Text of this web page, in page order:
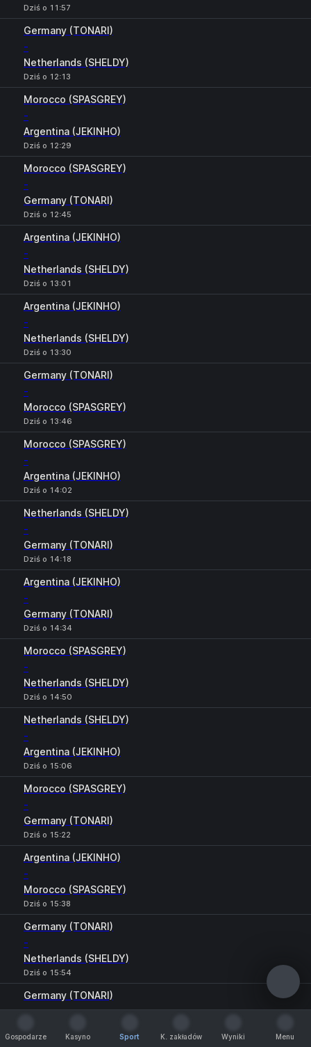
Dziś o 11:57
Germany (TONARI)
-
Netherlands (SHELDY)
Dziś o 12:13
Morocco (SPASGREY)
-
Argentina (JEKINHO)
Dziś o 12:29
Morocco (SPASGREY)
-
Germany (TONARI)
Dziś o 12:45
Argentina (JEKINHO)
-
Netherlands (SHELDY)
Dziś o 13:01
Argentina (JEKINHO)
-
Netherlands (SHELDY)
Dziś o 13:30
Germany (TONARI)
-
Morocco (SPASGREY)
Dziś o 13:46
Morocco (SPASGREY)
-
Argentina (JEKINHO)
Dziś o 14:02
Netherlands (SHELDY)
-
Germany (TONARI)
Dziś o 14:18
Argentina (JEKINHO)
-
Germany (TONARI)
Dziś o 14:34
Morocco (SPASGREY)
-
Netherlands (SHELDY)
Dziś o 14:50
Netherlands (SHELDY)
-
Argentina (JEKINHO)
Dziś o 15:06
Morocco (SPASGREY)
-
Germany (TONARI)
Dziś o 15:22
Argentina (JEKINHO)
-
Morocco (SPASGREY)
Dziś o 15:38
Germany (TONARI)
-
Netherlands (SHELDY)
Dziś o 15:54
Germany (TONARI)
-
Dziś o 16:10
Gospodarze
Kasyno
Sport
K. zakładów
Wyniki
Menu